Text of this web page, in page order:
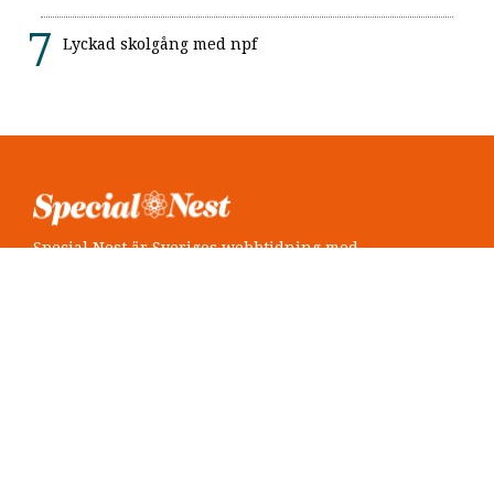
Lyckad skolgång med npf
Special Nest är Sveriges webbtidning med